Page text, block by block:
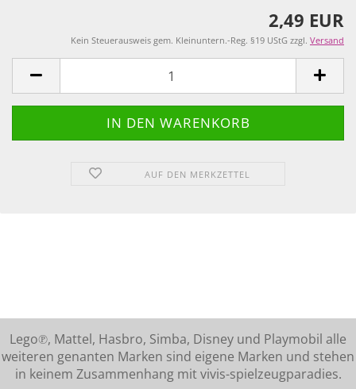
2,49 EUR
Kein Steuerausweis gem. Kleinuntern.-Reg. §19 UStG zzgl. Versand
AUF DEN MERKZETTEL
Lego℗, Mattel, Hasbro, Simba, Disney und Playmobil alle
weiteren genanten Marken sind eigene Marken und stehen
in keinem Zusammenhang mit vivis-spielzeugparadies.